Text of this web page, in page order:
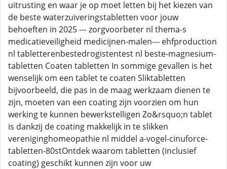
uitrusting en waar je op moet letten bij het kiezen van
de beste waterzuiveringstabletten voor jouw
behoeften in 2025 --- zorgvoorbeter nl thema-s
medicatieveiligheid medicijnen-malen--- ehfproduction
nl tabletterenbestedrogistentest nl beste-magnesium-
tabletten Coaten tabletten In sommige gevallen is het
wenselijk om een tablet te coaten Sliktabletten
bijvoorbeeld, die pas in de maag werkzaam dienen te
zijn, moeten van een coating zijn voorzien om hun
werking te kunnen bewerkstelligen Zo&rsquo;n tablet
is dankzij de coating makkelijk in te slikken
vereniginghomeopathie nl middel a-vogel-cinuforce-
tabletten-80stOntdek waarom tabletten (inclusief
coating) geschikt kunnen zijn voor uw